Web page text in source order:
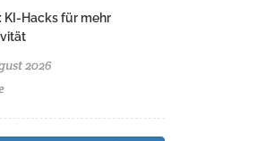
KI-Hacks für mehr
2026